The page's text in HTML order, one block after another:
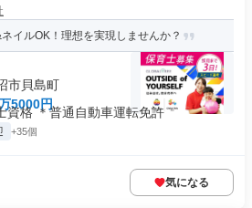
イルOK！理想を実現しませんか？
市貝島町
5000円
資格 ＊普通自動車運転免許
+35個
気になる